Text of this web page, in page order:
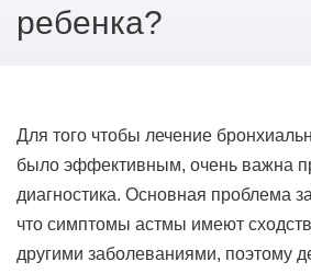
ребенка?
Для того чтобы лечение
было эффективным, очень важна
диагностика. Основная проблема
что симптомы астмы имеют
другими заболеваниями, поэтому